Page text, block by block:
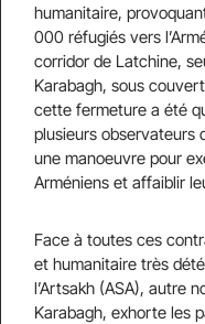
humanitaire,
000 réfugiés vers
corridor de Latchine,
Karabagh, sous
cette fermeture a été
plusieurs observateurs
une manoeuvre pour
Arméniens et affaiblir
Face à toutes ces
et humanitaire très
l’Artsakh (ASA), autre
Karabagh, exhorte les